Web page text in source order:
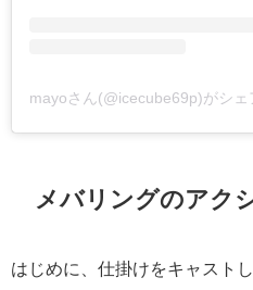
mayoさん(@icecube69p)がシェ
メバリングのアク
はじめに、仕掛けをキャストし